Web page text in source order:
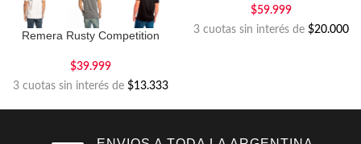
Remera Rusty Competition
$39.999
3 cuotas sin interés de $13.333
$59.999
3 cuotas sin interés de $20.000